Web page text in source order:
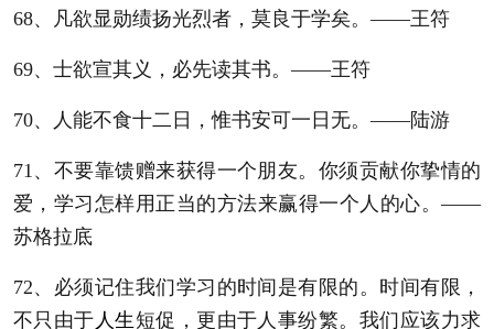
68、凡欲显勋绩扬光烈者，莫良于学矣。——王符
69、士欲宣其义，必先读其书。——王符
70、人能不食十二日，惟书安可一日无。——陆游
71、不要靠馈赠来获得一个朋友。你须贡献你挚情的
爱，学习怎样用正当的方法来赢得一个人的心。——
苏格拉底
72、必须记住我们学习的时间是有限的。时间有限，
不只由于 人生短促，更由于人事纷繁。我们应该力求